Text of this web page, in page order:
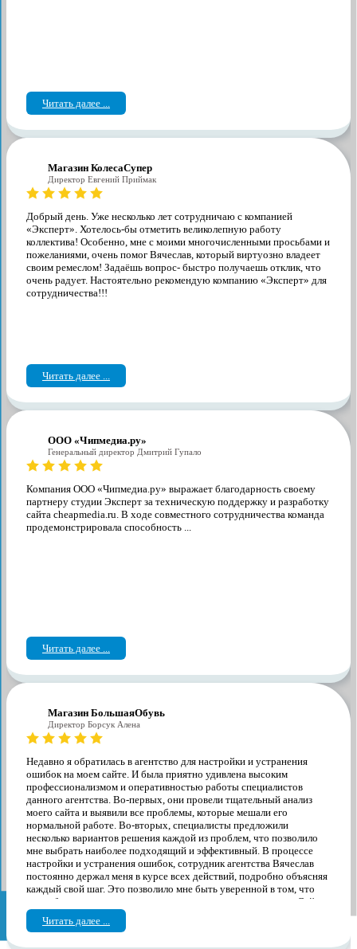
Читать далее ...
Магазин КолесаСупер
Директор ​Евгений Приймак
Добрый день. Уже несколько лет сотрудничаю с компанией
«Эксперт». Хотелось-бы отметить великолепную работу
коллектива! Особенно, мне с моими многочисленными просьбами и
пожеланиями, очень помог Вячеслав, который виртуозно владеет
своим ремеслом! Задаёшь вопрос- быстро получаешь отклик, что
очень радует. Настоятельно рекомендую компанию «Эксперт» для
сотрудничества!!!
Читать далее ...
ООО «Чипмедиа.ру»
Генеральный директор Дмитрий Гупало
Компания ООО «Чипмедиа.ру» выражает благодарность своему
партнеру студии Эксперт за техническую поддержку и разработку
сайта cheapmedia.ru. В ходе совместного сотрудничества команда
продемонстрировала способность ...
Читать далее ...
Магазин БольшаяОбувь
Директор Борсук Алена
Недавно я обратилась в агентство для настройки и устранения
ошибок на моем сайте. И была приятно удивлена высоким
профессионализмом и оперативностью работы специалистов
данного агентства. Во-первых, они провели тщательный анализ
моего сайта и выявили все проблемы, которые мешали его
нормальной работе. Во-вторых, специалисты предложили
несколько вариантов решения каждой из проблем, что позволило
мне выбрать наиболее подходящий и эффективный. В процессе
настройки и устранения ошибок, сотрудник агентства Вячеслав
постоянно держал меня в курсе всех действий, подробно объясняя
каждый свой шаг. Это позволило мне быть уверенной в том, что
все работы выполняются качественно и на высоком уровне. Сайт
стал работать намного быстрее, а количество ошибок и сбоев
сократилось до минимума, продолжаем работать дальше и
Читать далее ...